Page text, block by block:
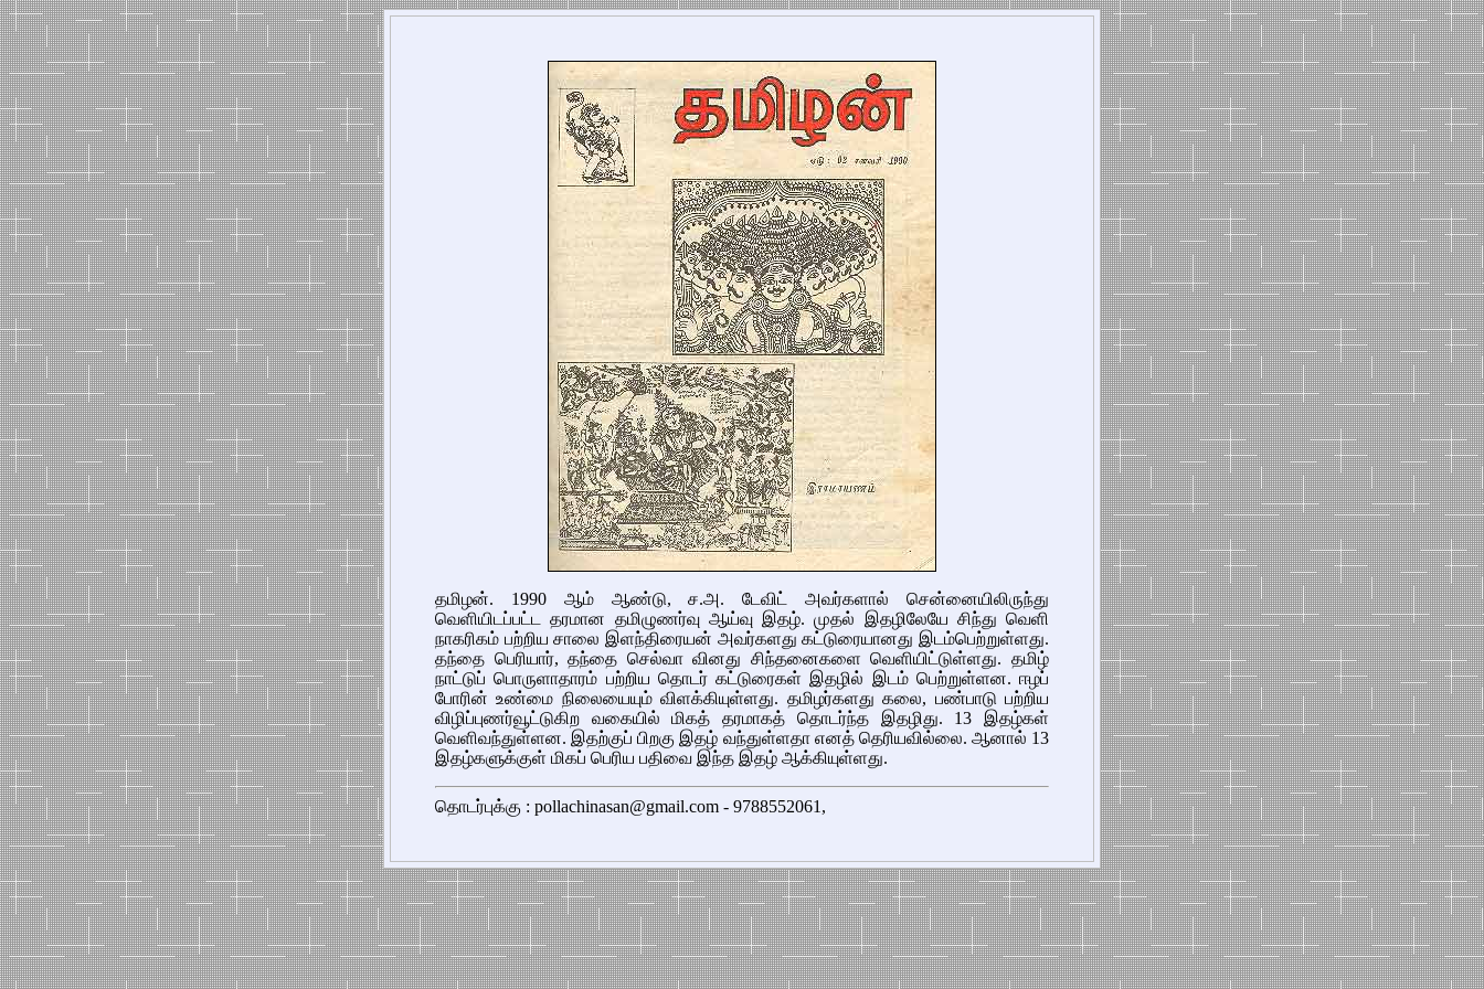
தமிழன். 1990 ஆம் ஆண்டு, ச.அ. டேவிட் அவர்களால் சென்னையிலிருந்து
வெளியிடப்பட்ட தரமான தமிழுணர்வு ஆய்வு இதழ். முதல் இதழிலேயே சிந்து வெளி
நாகரிகம் பற்றிய சாலை இளந்திரையன் அவர்களது கட்டுரையானது இடம்பெற்றுள்ளது.
தந்தை பெரியார், தந்தை செல்வா வினது சிந்தனைகளை வெளியிட்டுள்ளது. தமிழ்
நாட்டுப் பொருளாதாரம் பற்றிய தொடர் கட்டுரைகள் இதழில் இடம் பெற்றுள்ளன. ஈழப்
போரின் உண்மை நிலையையும் விளக்கியுள்ளது. தமிழர்களது கலை, பண்பாடு பற்றிய
விழிப்புணர்வூட்டுகிற வகையில் மிகத் தரமாகத் தொடர்ந்த இதழிது. 13 இதழ்கள்
வெளிவந்துள்ளன. இதற்குப் பிறகு இதழ் வந்துள்ளதா எனத் தெரியவில்லை. ஆனால் 13
இதழ்களுக்குள் மிகப் பெரிய பதிவை இந்த இதழ் ஆக்கியுள்ளது.
தொடர்புக்கு : pollachinasan@gmail.com - 9788552061,